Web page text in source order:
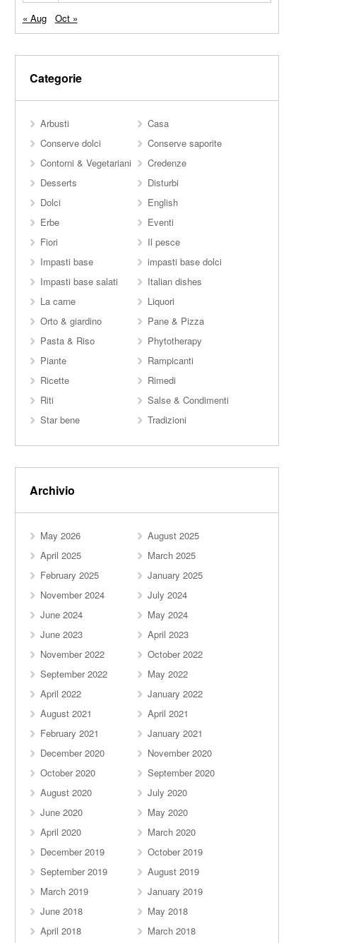
« Aug
Oct »
Categorie
Arbusti
Casa
Conserve dolci
Conserve saporite
Contorni & Vegetariani
Credenze
Desserts
Disturbi
Dolci
English
Erbe
Eventi
Fiori
Il pesce
Impasti base
impasti base dolci
Impasti base salati
Italian dishes
La carne
Liquori
Orto & giardino
Pane & Pizza
Pasta & Riso
Phytotherapy
Piante
Rampicanti
Ricette
Rimedi
Riti
Salse & Condimenti
Star bene
Tradizioni
Archivio
May 2026
August 2025
April 2025
March 2025
February 2025
January 2025
November 2024
July 2024
June 2024
May 2024
June 2023
April 2023
November 2022
October 2022
September 2022
May 2022
April 2022
January 2022
August 2021
April 2021
February 2021
January 2021
December 2020
November 2020
October 2020
September 2020
August 2020
July 2020
June 2020
May 2020
April 2020
March 2020
December 2019
October 2019
September 2019
August 2019
March 2019
January 2019
June 2018
May 2018
April 2018
March 2018